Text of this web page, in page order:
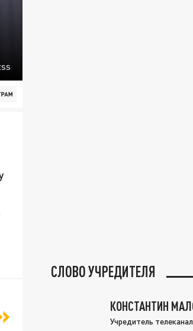
СЛОВО УЧРЕДИТЕЛЯ
КОНСТАНТИН
Учредитель